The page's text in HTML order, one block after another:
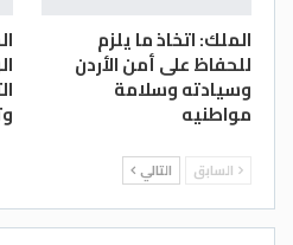
الملك: اتخاذ ما يلزم
للحفاظ على أمن الأردن
وسيادته وسلامة
مواطنيه
السابق التالي